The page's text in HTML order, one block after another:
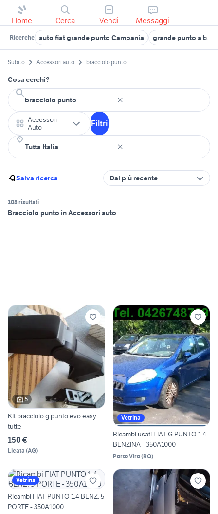
Home Cerca Vendi Messaggi
Ricerche auto fiat grande punto Campania grande punto a
Subito Accessori auto bracciolo punto
Cosa cerchi?
Accessori
Auto
Filtri
Salva ricerca Dal più recente
108 risultati
Bracciolo punto in Accessori auto
5
Kit bracciolo g.punto evo easy
tutte
150 €
Licata (AG)
Vetrina
Ricambi usati FIAT G PUNTO 1.4
BENZINA - 350A1000
Porto Viro(RO)
Vetrina
Ricambi FIAT PUNTO 1.4 BENZ. 5
PORTE - 350A1000